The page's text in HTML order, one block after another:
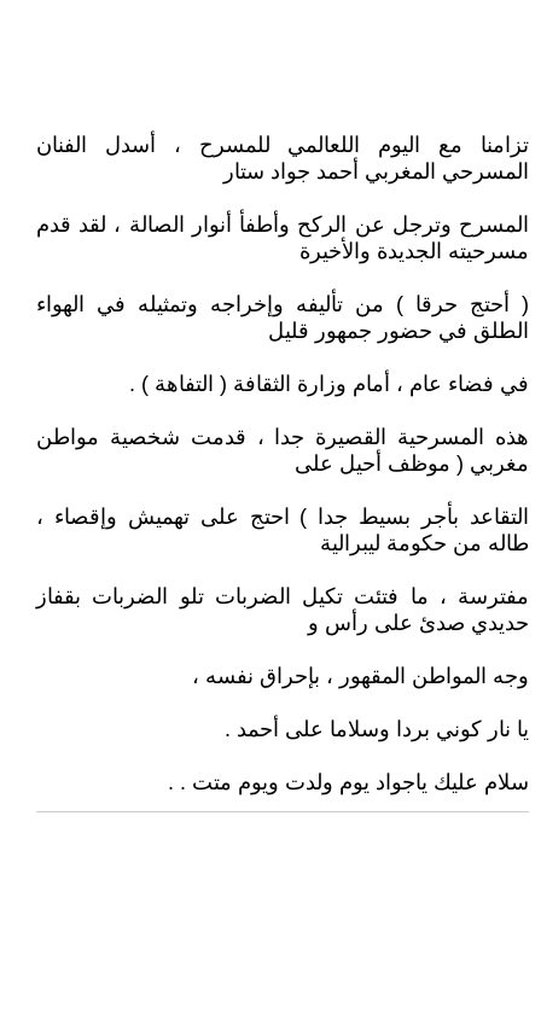
تزامنا مع اليوم اللعالمي للمسرح ، أسدل الفنان
المسرحي المغربي أحمد جواد ستار
المسرح وترجل عن الركح وأطفأ أنوار الصالة ، لقد قدم
مسرحيته الجديدة والأخيرة
( أحتج حرقا ) من تأليفه وإخراجه وتمثيله في الهواء
الطلق في حضور جمهور قليل
في فضاء عام ، أمام وزارة الثقافة ( التفاهة ) .
هذه المسرحية القصيرة جدا ، قدمت شخصية مواطن
مغربي ( موظف أحيل على
التقاعد بأجر بسيط جدا ) احتج على تهميش وإقصاء ،
طاله من حكومة ليبرالية
مفترسة ، ما فتئت تكيل الضربات تلو الضربات بقفاز
حديدي صدئ على رأس و
وجه المواطن المقهور ، بإحراق نفسه ،
يا نار كوني بردا وسلاما على أحمد .
سلام عليك ياجواد يوم ولدت ويوم متت . .